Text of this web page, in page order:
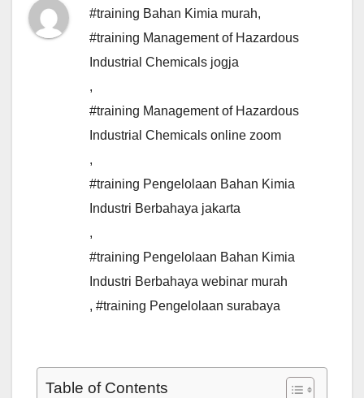
#training Bahan Kimia murah,
#training Management of Hazardous
Industrial Chemicals jogja
,
#training Management of Hazardous
Industrial Chemicals online zoom
,
#training Pengelolaan Bahan Kimia
Industri Berbahaya jakarta
,
#training Pengelolaan Bahan Kimia
Industri Berbahaya webinar murah
, #training Pengelolaan surabaya
Table of Contents